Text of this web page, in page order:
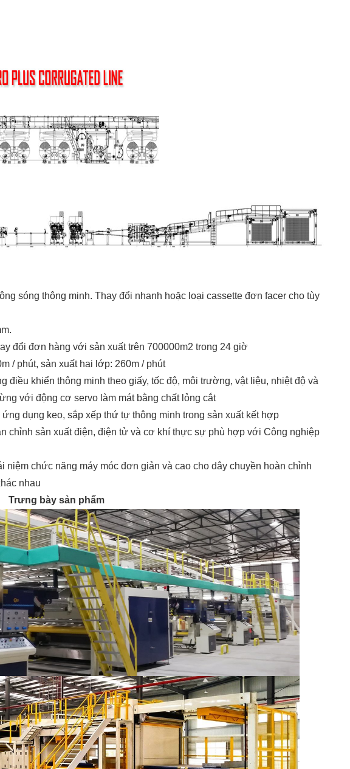
sóng thông minh. Thay đổi nhanh hoặc loại cassette đơn facer cho tùy
đổi đơn hàng với sản xuất trên 700000m2 trong 24 giờ
/ phút, sản xuất hai lớp: 260m / phút
điều khiển thông minh theo giấy, tốc độ, môi trường, vật liệu, nhiệt độ và
với động cơ servo làm mát bằng chất lỏng cắt
dụng keo, sắp xếp thứ tự thông minh trong sản xuất kết hợp
chỉnh sản xuất điện, điện tử và cơ khí thực sự phù hợp với Công nghiệp
niệm chức năng máy móc đơn giản và cao cho dây chuyền hoàn chỉnh
nhau
Trưng bày sản phẩm